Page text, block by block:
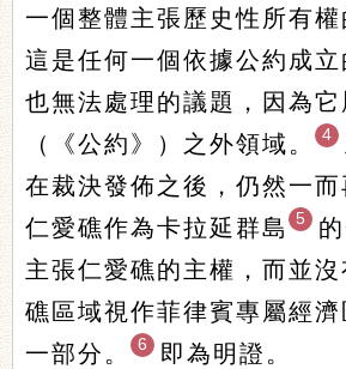
一個整體主張歷史性所有權
這是任何一個依據公約成
也無法處理的議題，因為
（《公約》）之外領域。
4
在裁決發佈之後，仍然一
仁愛礁作為卡拉延群島
5
主張仁愛礁的主權，而並
礁區域視作菲律賓專屬經
一部分。
6 即為明證。